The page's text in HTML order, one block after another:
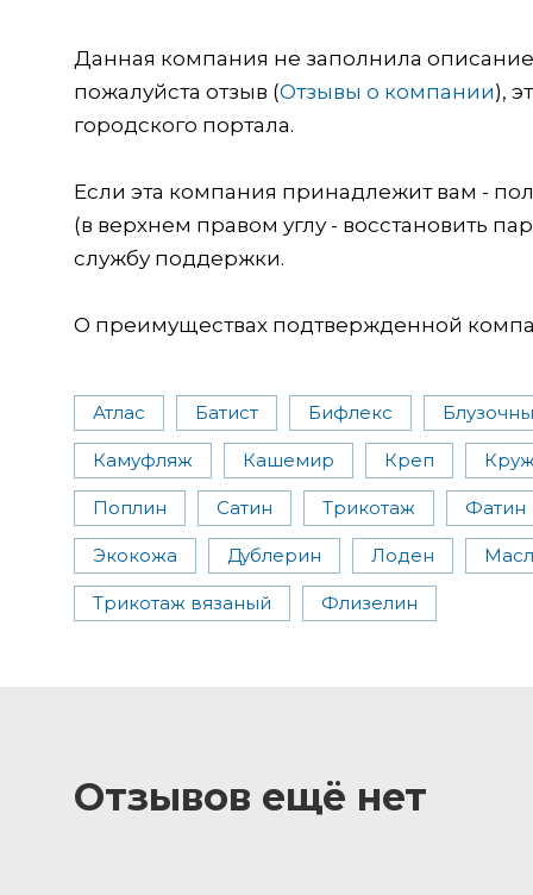
Данная компания не заполнила описание
пожалуйста отзыв (Отзывы о компании),
городского портала.
Если эта компания принадлежит вам -
(в верхнем правом углу - восстановить
службу поддержки.
О преимуществах подтвержденной
Атлас Батист Бифлекс
Камуфляж Кашемир Креп
Поплин Сатин Трикотаж Фатин
Экокожа Дублерин Лоден
Трикотаж вязаный Флизелин
Отзывов ещё нет